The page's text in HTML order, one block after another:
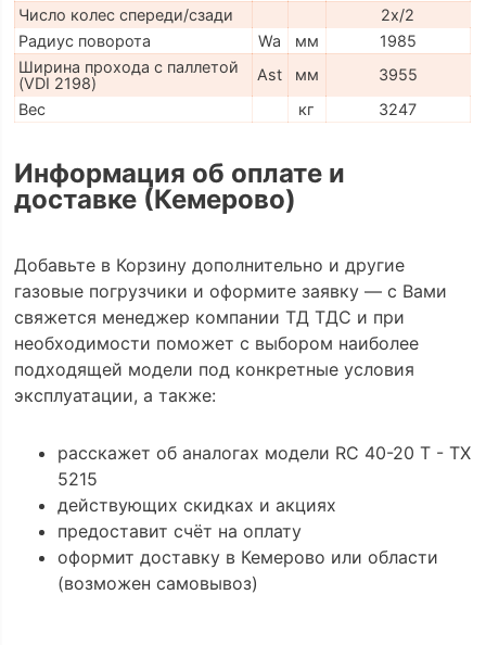
Число колес спереди/сзади
2x/2
Радиус поворота
Wa мм
1985
Ширина прохода с паллетой
(VDI 2198)
Ast мм
3955
Вес
кг 3247
Информация об оплате и
доставке (Кемерово)
Добавьте в Корзину дополнительно и другие
газовые погрузчики и оформите заявку — с Вами
свяжется менеджер компании ТД ТДС и при
необходимости поможет с выбором наиболее
подходящей модели под конкретные условия
эксплуатации, а также:
расскажет об аналогах модели RC 40-20 T - TX
5215
действующих скидках и акциях
предоставит счёт на оплату
оформит доставку в Кемерово или области
(возможен самовывоз)